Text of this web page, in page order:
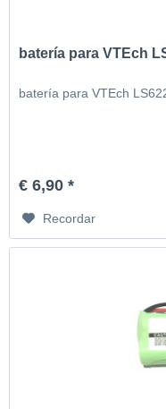
batería para VTEch
batería para VTEch
€ 6,90 *
Recordar